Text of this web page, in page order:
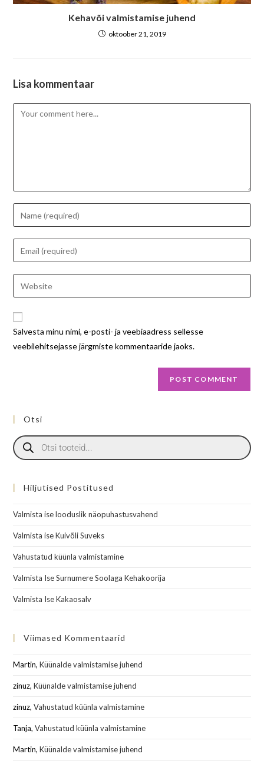
Kehavõi valmistamise juhend
oktoober 21, 2019
Lisa kommentaar
Salvesta minu nimi, e-posti- ja veebiaadress sellesse
veebilehitsejasse järgmiste kommentaaride jaoks.
Otsi
Hiljutised Postitused
Valmista ise looduslik näopuhastusvahend
Valmista ise Kuivõli Suveks
Vahustatud küünla valmistamine
Valmista Ise Surnumere Soolaga Kehakoorija
Valmista Ise Kakaosalv
Viimased Kommentaarid
Martin,Küünalde valmistamise juhend
zinuz,Küünalde valmistamise juhend
zinuz,Vahustatud küünla valmistamine
Tanja,Vahustatud küünla valmistamine
Martin,Küünalde valmistamise juhend